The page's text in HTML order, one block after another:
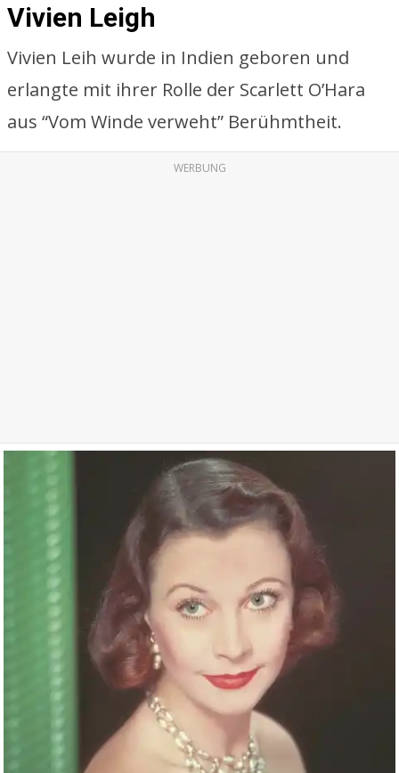
Vivien Leigh
Vivien Leih wurde in Indien geboren und
erlangte mit ihrer Rolle der Scarlett O’Hara
aus “Vom Winde verweht” Berühmtheit.
WERBUNG